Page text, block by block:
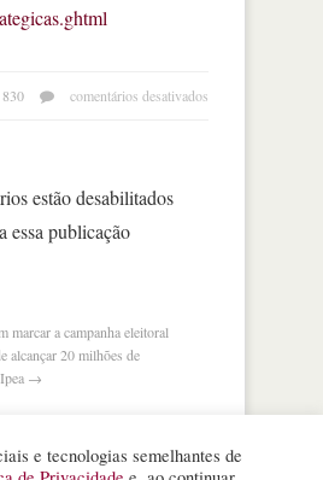
830 comentários desativados
estão desabilitados
essa publicação
marcar a campanha eleitoral
alcançar 20 milhões de
→
e tecnologias semelhantes de